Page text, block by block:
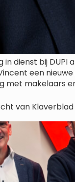
dienst bij
een
makelaars
van Klaverblad